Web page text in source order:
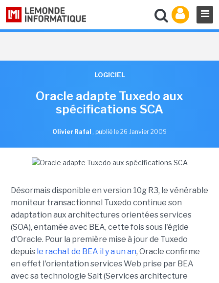
LOGICIEL
Oracle adapte Tuxedo aux
spécifications SCA
Olivier Rafal , publié le 26 Janvier 2009
Désormais disponible en version 10g R3, le vénérable
moniteur transactionnel Tuxedo continue son
adaptation aux architectures orientées services
(SOA), entamée avec BEA, cette fois sous l'égide
d'Oracle. Pour la première mise à jour de Tuxedo
depuis le rachat de BEA il y a un an, Oracle confirme
en effet l'orientation services Web prise par BEA
avec sa technologie Salt (Services architecture